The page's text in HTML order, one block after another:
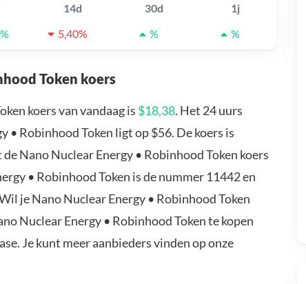
14d 30d
1j
5,40% % %
Token koers
koers van vandaag is $18,38. Het 24 uurs
• Robinhood Token ligt op $56. De koers is
Nano Nuclear Energy • Robinhood Token koers
• Robinhood Token is de nummer 11442 en
je Nano Nuclear Energy • Robinhood Token
Nuclear Energy • Robinhood Token te kopen
Je kunt meer aanbieders vinden op onze